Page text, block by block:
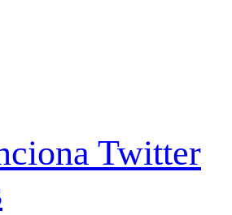
Twitter